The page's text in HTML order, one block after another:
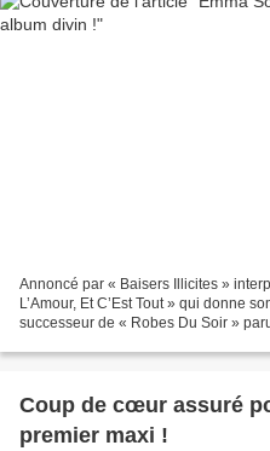
Annoncé par « Baisers Illicites »
L’Amour, Et C’Est Tout » qui donne
successeur de « Robes Du Soir »
Coup de cœur assuré
premier maxi !